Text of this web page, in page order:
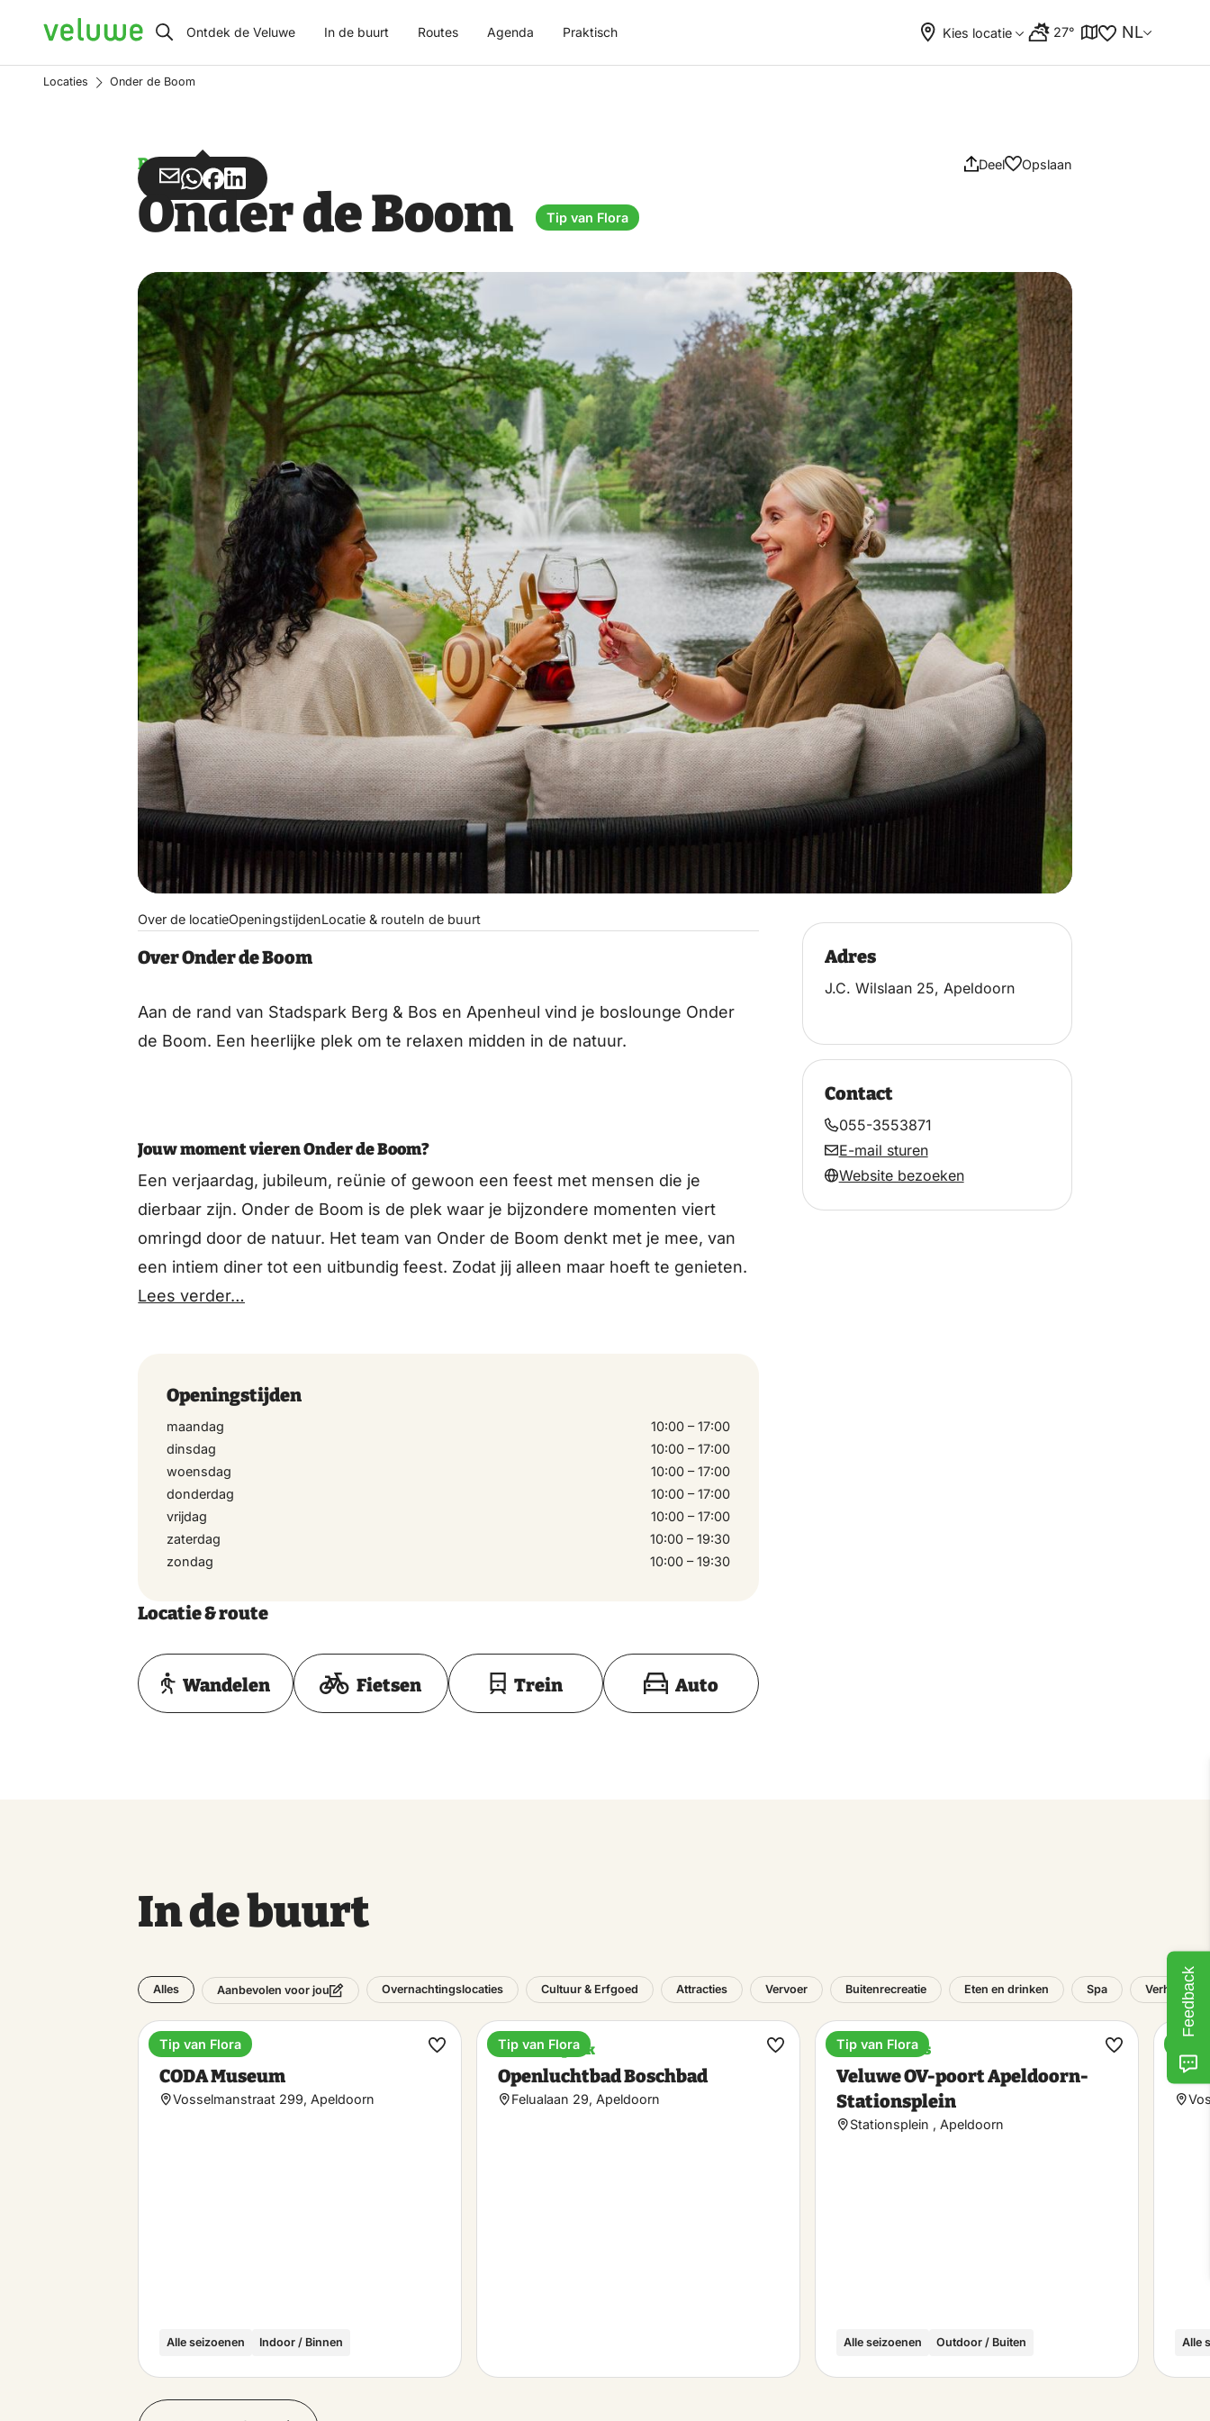
Veluwe Ontdek de Veluwe In de buurt Routes Agenda Praktisch Kies locatie 27° NL
Locaties Onder de Boom
Restaurants Deel
Deel
via
Deel
via
Deel
op
Deel
op
Opslaan
Onder de Boom Tip van Flora
Over de locatieOpeningstijdenLocatie & routeIn de buurt
Over Onder de Boom
Aan de rand van Stadspark Berg & Bos en Apenheul vind je boslounge Onder
de Boom. Een heerlijke plek om te relaxen midden in de natuur.
Jouw moment vieren Onder de Boom?
Een verjaardag, jubileum, reünie of gewoon een feest met mensen die je
dierbaar zijn. Onder de Boom is de plek waar je bijzondere momenten viert
omringd door de natuur. Het team van Onder de Boom denkt met je mee, van
een intiem diner tot een uitbundig feest. Zodat jij alleen maar hoeft te genieten.
Lees verder…
Openingstijden
maandag
10:00 – 17:00
dinsdag
10:00 – 17:00
woensdag
10:00 – 17:00
donderdag
10:00 – 17:00
vrijdag
10:00 – 17:00
zaterdag
10:00 – 19:30
zondag
10:00 – 19:30
Locatie & route
Toon op kaart
Wandelen Fietsen Trein Auto
Adres
J.C. Wilslaan 25, Apeldoorn
Contact
055-3553871
E-mail sturen
Website bezoeken
In de buurt
Alles Aanbevolen voor jou Overnachtingslocaties Cultuur & Erfgoed Attracties Vervoer Buitenrecreatie Eten en drinken Spa Verhuur
Museum
CODA Museum
Vosselmanstraat 299, Apeldoorn
Alle seizoenen Indoor / Binnen
Tip van Flora
Maak
Attractiepark
Openluchtbad Boschbad
Felualaan 29, Apeldoorn
Tip van Flora
Maak
Treinstations
Veluwe OV-poort Apeldoorn-
Stationsplein
Stationsplein , Apeldoorn
Alle seizoenen Outdoor / Buiten
Tip van Flora
Maak
favoriet
Alle
Feedback